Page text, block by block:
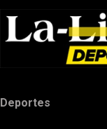
Deportes